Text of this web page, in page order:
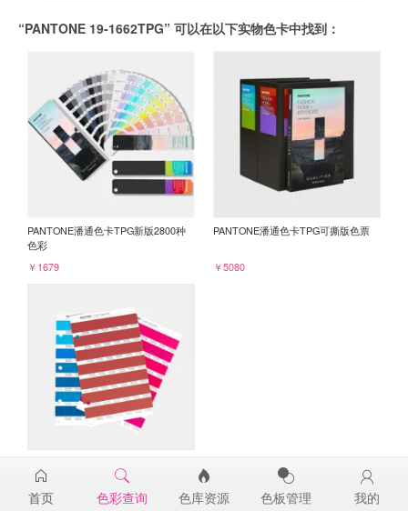
“PANTONE 19-1662TPG” 可以在以下实物色卡中找到：
PANTONE潘通色卡TPG新版2800种
色彩
￥1679
PANTONE潘通色卡TPG可撕版色票
￥5080
19-1662TPG
￥98
首页 色彩查询 色库资源 色板管理 我的